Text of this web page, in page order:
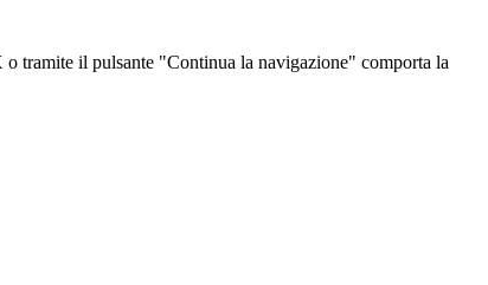
tramite il pulsante "Continua la navigazione" comporta la